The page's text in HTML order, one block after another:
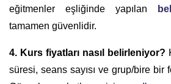
eğitmenler eşliğinde yapılan
tamamen güvenlidir.
4. Kurs fiyatları nasıl belirleniyor?
süresi, seans sayısı ve grup/bire bir